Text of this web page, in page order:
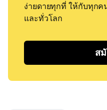
ง่ายดายทุกที่ ให้กับทุกค
และทั่วโลก
ส